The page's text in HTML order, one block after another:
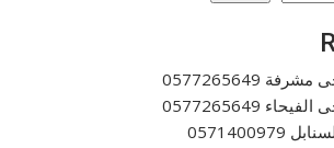
0577265649
0577265649